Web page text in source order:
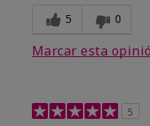
5 0
Marcar esta
5